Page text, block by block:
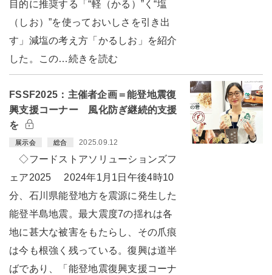
目的に推奨する「“軽（かる）”く“塩
（しお）”を使っておいしさを引き出
す」減塩の考え方「かるしお」を紹介
した。この…続きを読む
FSSF2025：主催者企画＝能登地震復
興支援コーナー 風化防ぎ継続的支援
を
展示会 総合 2025.09.12
◇フードストアソリューションズフ
ェア2025 2024年1月1日午後4時10
分、石川県能登地方を震源に発生した
能登半島地震。最大震度7の揺れは各
地に甚大な被害をもたらし、その爪痕
は今も根強く残っている。復興は道半
ばであり、「能登地震復興支援コーナ